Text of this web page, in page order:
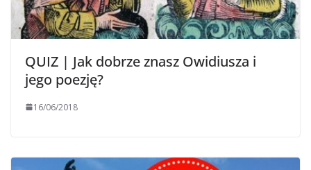
QUIZ | Jak dobrze znasz Owidiusza i
jego poezję?
16/06/2018